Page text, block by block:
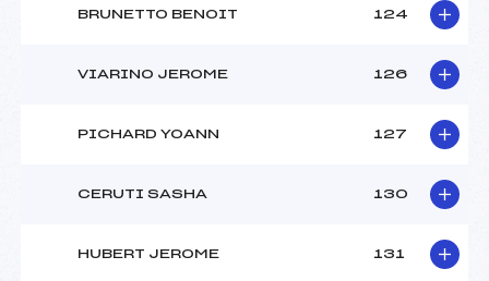
BRUNETTO BENOIT 124
VIARINO JEROME 126
PICHARD YOANN 127
CERUTI SASHA 130
HUBERT JEROME 131